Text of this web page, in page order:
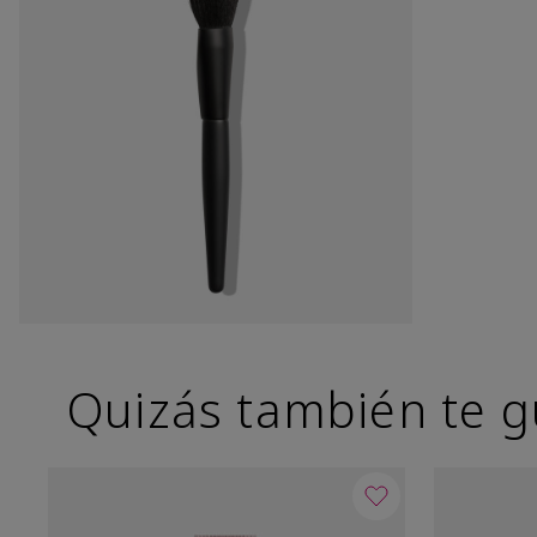
Quizás también te